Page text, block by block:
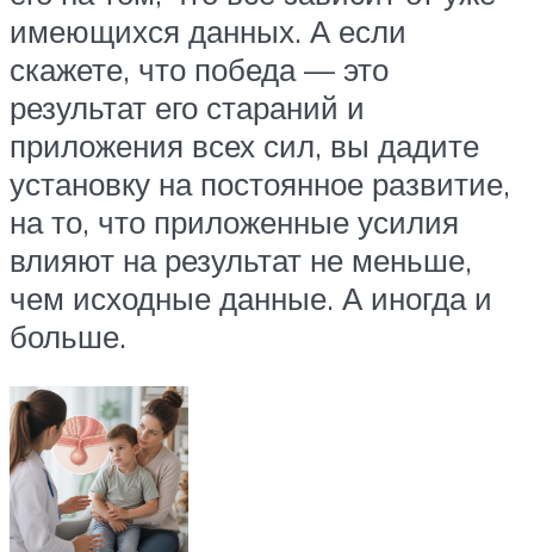
имеющихся данных. А если
скажете, что победа — это
результат его стараний и
приложения всех сил, вы дадите
установку на постоянное развитие,
на то, что приложенные усилия
влияют на результат не меньше,
чем исходные данные. А иногда и
больше.​